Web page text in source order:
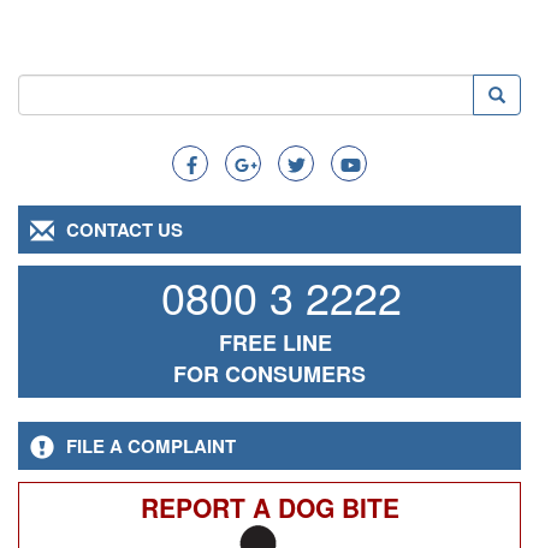
Search
Search
CONTACT US
0800 3 2222
FREE LINE
FOR CONSUMERS
FILE A COMPLAINT
REPORT A DOG BITE